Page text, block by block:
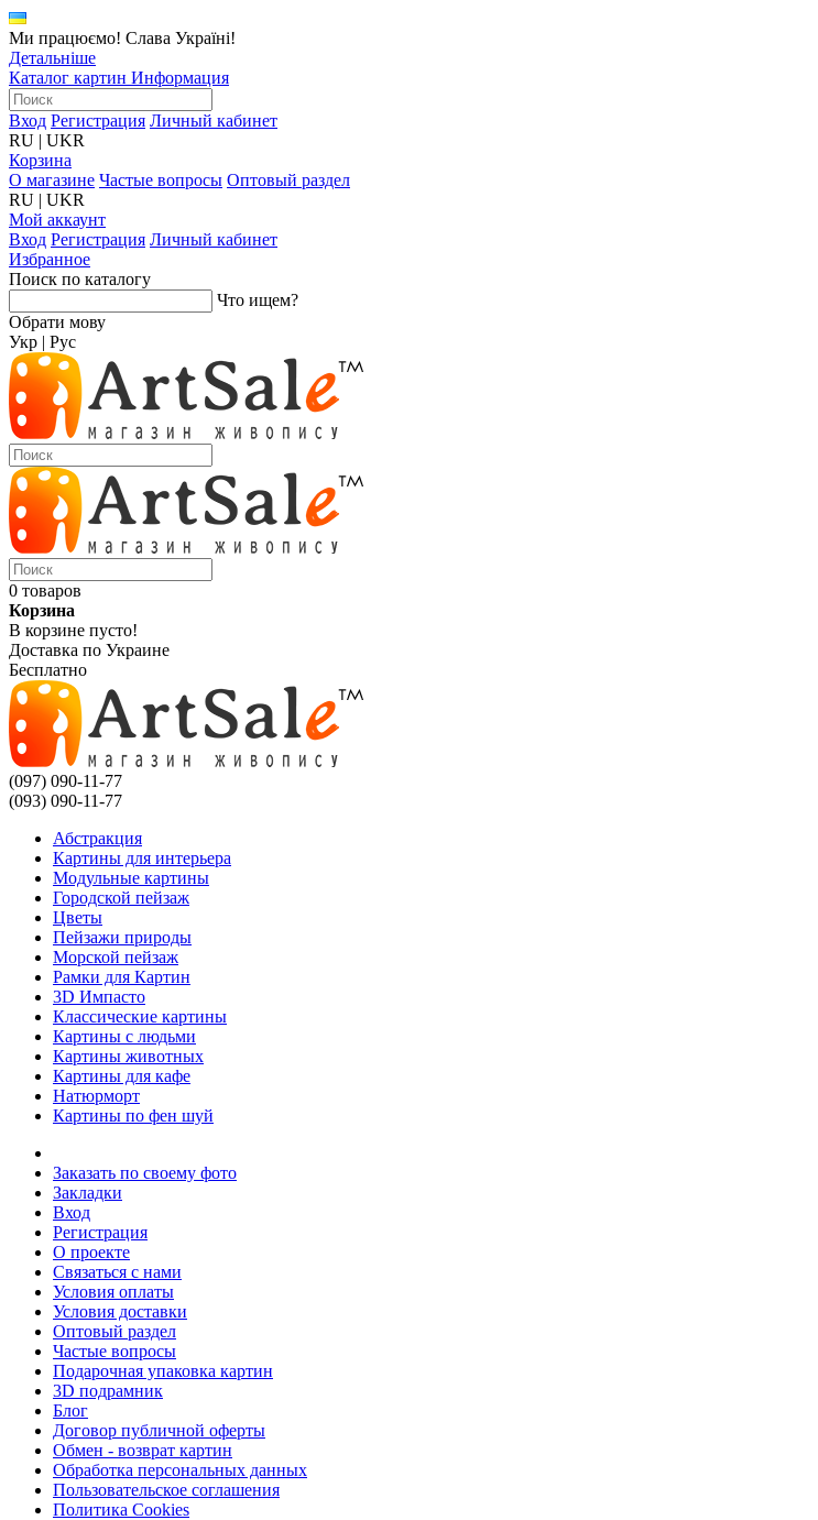
Ми працюємо! Слава Україні!
Детальніше
Каталог картин Информация
Вход Регистрация Личный кабинет
RU | UKR
Корзина
О магазине Частые вопросы Оптовый раздел
RU | UKR
Мой аккаунт
Вход Регистрация Личный кабинет
Избранное
Поиск по каталогу
Что ищем?
Обрати мову
Укр | Рус
0 товаров
Корзина
В корзине пусто!
Доставка по Украине
Бесплатно
(097) 090-11-77
(093) 090-11-77
Абстракция
Картины для интерьера
Модульные картины
Городской пейзаж
Цветы
Пейзажи природы
Морской пейзаж
Рамки для Картин
3D Импасто
Классические картины
Картины с людьми
Картины животных
Картины для кафе
Натюрморт
Картины по фен шуй
Заказать по своему фото
Закладки
Вход
Регистрация
О проекте
Связаться с нами
Условия оплаты
Условия доставки
Оптовый раздел
Частые вопросы
Подарочная упаковка картин
3D подрамник
Блог
Договор публичной оферты
Обмен - возврат картин
Обработка персональных данных
Пользовательское соглашения
Политика Cookies